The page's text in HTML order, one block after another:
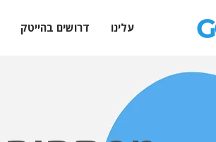
עלינו דרושים בהייטק